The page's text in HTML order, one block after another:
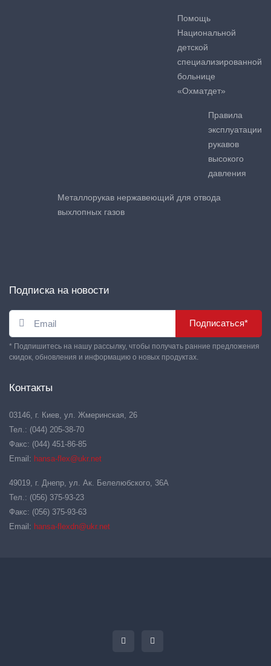
Помощь
Национальной
детской
специализированной
больнице
«Охматдет»
Правила
эксплуатации
рукавов
высокого
давления
Металлорукав нержавеющий для отвода
выхлопных газов
Подписка на новости
Подписаться*
* Подпишитесь на нашу рассылку, чтобы получать ранние предложения
скидок, обновления и информацию о новых продуктах.
Контакты
03146, г. Киев, ул. Жмеринская, 26
Тел.: (044) 205-38-70
Факс: (044) 451-86-85
Email: hansa-flex@ukr.net
49019, г. Днепр, ул. Ак. Белелюбского, 36А
Тел.: (056) 375-93-23
Факс: (056) 375-93-63
Email: hansa-flexdn@ukr.net